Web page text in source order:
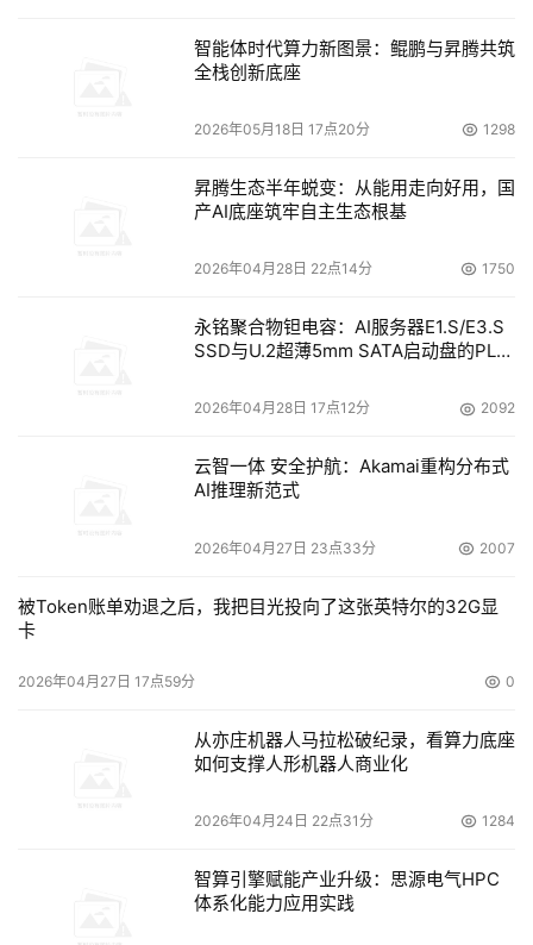
智能体时代算力新图景：鲲鹏与昇腾共筑
全栈创新底座
2026年05月18日 17点20分 1298
昇腾生态半年蜕变：从能用走向好用，国
产AI底座筑牢自主生态根基
2026年04月28日 22点14分 1750
永铭聚合物钽电容：AI服务器E1.S/E3.S
SSD与U.2超薄5mm SATA启动盘的PLP
2026年04月28日 17点12分 2092
云智一体 安全护航：Akamai重构分布式
AI推理新范式
2026年04月27日 23点33分 2007
被Token账单劝退之后，我把目光投向了这张英特尔的32G显
卡
2026年04月27日 17点59分 0
从亦庄机器人马拉松破纪录，看算力底座
如何支撑人形机器人商业化
2026年04月24日 22点31分 1284
智算引擎赋能产业升级：思源电气HPC
体系化能力应用实践